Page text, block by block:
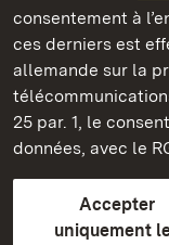
consentement à
ces derniers est
allemande sur la
25 par. 1, le
données, avec le
Accepter
uniquement
Châteaux et
ContactFAQ et
Protection des
Explications sur
BITV-konform
plus loin